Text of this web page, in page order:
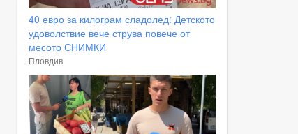
40 евро за килограм сладолед: Детското
удоволствие вече струва повече от
месото СНИМКИ
Пловдив